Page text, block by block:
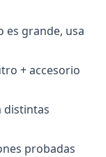
es grande, usa
+ accesorio
distintas
probadas